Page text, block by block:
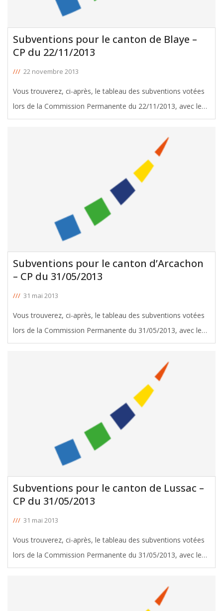
Subventions pour le canton de Blaye –
CP du 22/11/2013
/// 22 novembre 2013
Vous trouverez, ci-après, le tableau des subventions votées
lors de la Commission Permanente du 22/11/2013, avec le
soutien de Xavier Loriaud, Conseiller Général de Blaye.
Subventions pour le canton d’Arcachon
– CP du 31/05/2013
/// 31 mai 2013
Vous trouverez, ci-après, le tableau des subventions votées
lors de la Commission Permanente du 31/05/2013, avec le
soutien d'Yvette Maupilé, Conseillère Générale d'Arcachon.
Subventions pour le canton de Lussac –
CP du 31/05/2013
/// 31 mai 2013
Vous trouverez, ci-après, le tableau des subventions votées
lors de la Commission Permanente du 31/05/2013, avec le
soutien de Pierre Yerles, Conseiller Général de Lussac.